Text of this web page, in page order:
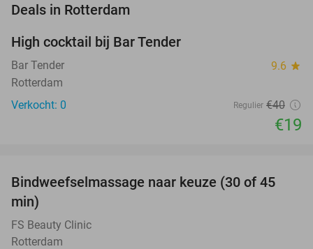
Deals in Rotterdam
TODAY
High cocktail bij Bar Tender
Bar Tender 9.6 star
Rotterdam
Verkocht: 0
Regulier €40
€19
50%
TODAY
Bindweefselmassage naar keuze (30 of 45
min)
FS Beauty Clinic
Rotterdam